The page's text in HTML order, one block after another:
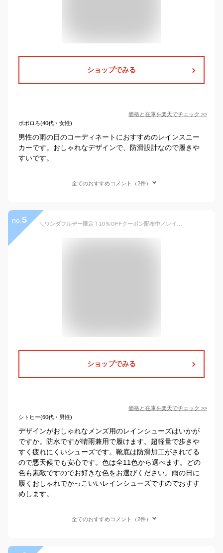
ショップでみる
価格と在庫を楽天でチェック >>
ポポロろ(40代・女性)
男性の雨の日のコーディネートにおすすめのレインスニー
カーです。おしゃれなデザインで、防滑設計なので履きや
すいです。
全てのおすすめコメント（2件）
no. 5 ＼ワンダフルデー限定！10％OFFクーポン配布中／レインシューズ メンズ 防水 晴雨兼用 超軽量 滑りにくい 疲れない スニーカー おしゃれ 防滑 靴 通勤 軽い ローカット アウトドア 登山 キャンプ 長靴 雨靴 カジュアル 黒 白 ビジネス [ccilu] PANTO-RIO RIA 靴 春 夏
ショップでみる
価格と在庫を楽天でチェック >>
シトヒー(60代・男性)
デザインがおしゃれなメンズ用のレインシューズはいかが
ですか。防水ですが晴雨兼用で履けます。超軽量で歩きや
すく疲れにくいシューズです。靴底は防滑加工がされてる
ので悪天候でも安心です。色は全11色から選べます。どの
色も素敵ですのでお好きな色をお選びください。雨の日に
履くおしゃれでかっこいいレインシューズですのでおすす
めします。
全てのおすすめコメント（2件）